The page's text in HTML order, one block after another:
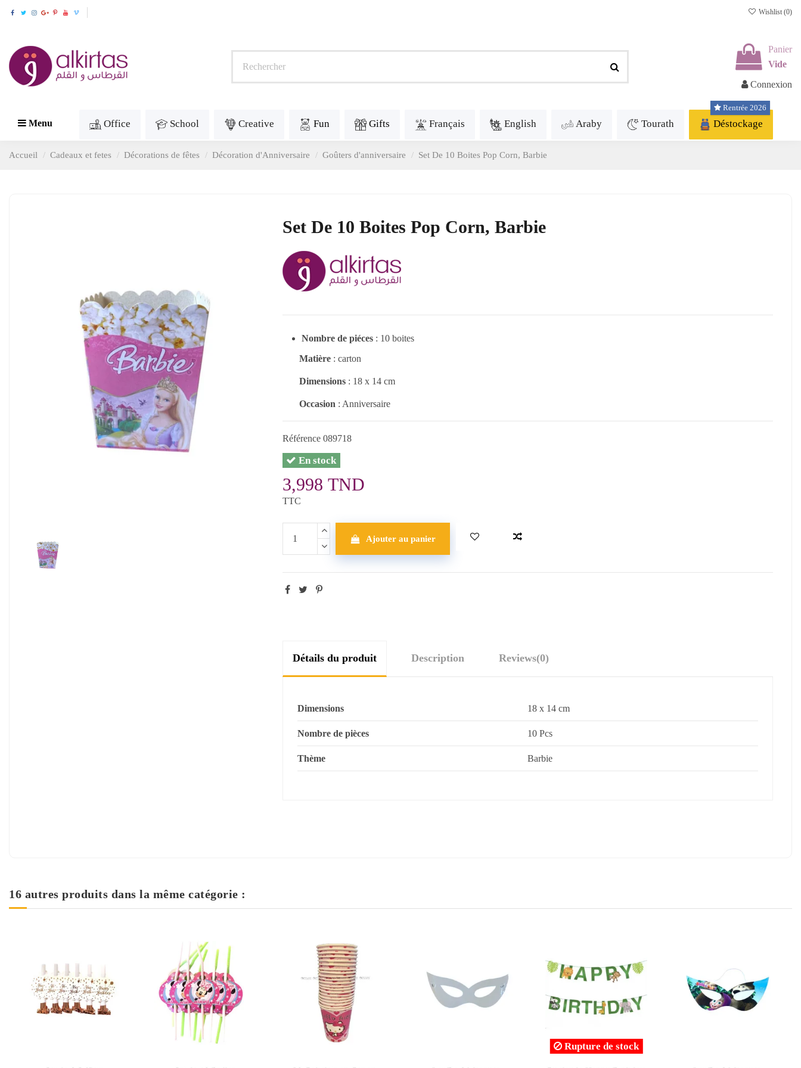
Wishlist (0)
Panier
Vide
Connexion
Menu Office School Creative Fun Gifts Français English Araby Tourath Déstockage
Rentrée 2026
Accueil Cadeaux et fetes Décorations de fêtes Décoration d'Anniversaire Goûters d'anniversaire Set De 10 Boites Pop Corn, Barbie
Set De 10 Boites Pop Corn, Barbie
Nombre de piéces: 10 boites
Matière: carton
Dimensions: 18 x 14 cm
Occasion : Anniversaire
Référence 089718
En stock
3,998 TND
TTC
Ajouter au panier
Détails du produit Description Reviews(0)
Dimensions 18 x 14 cm
Nombre de pièces 10 Pcs
Thème Barbie
16 autres produits dans la même catégorie :